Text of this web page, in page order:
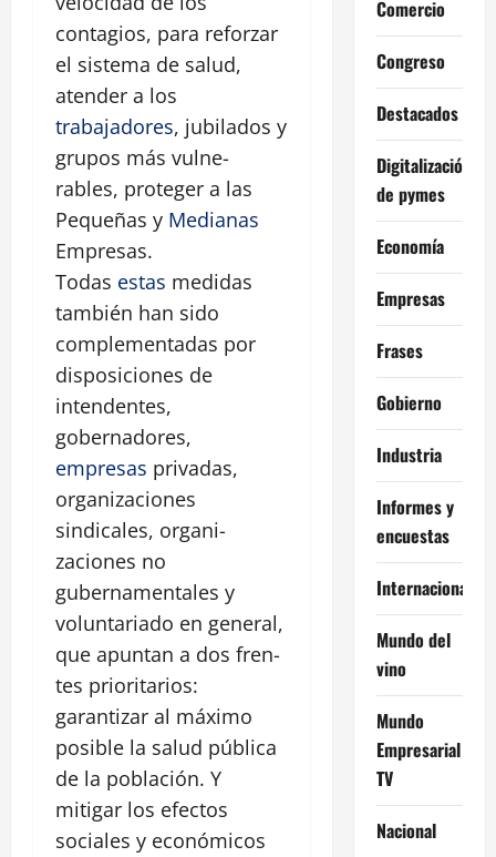
contagios, para reforzar
el sistema de salud,
atender a los
trabajadores, jubilados y
grupos más vulne-
rables, proteger a las
Pequeñas y Medianas
Empresas.
Todas estas medidas
también han sido
complementadas por
disposiciones de
intendentes,
gobernadores,
empresas privadas,
organizaciones
sindicales, organi-
zaciones no
gubernamentales y
voluntariado en general,
que apuntan a dos fren-
tes prioritarios:
garantizar al máximo
posible la salud pública
de la población. Y
mitigar los efectos
sociales y económicos
Comercio
Congreso
Destacados
Digitalización
de pymes
Economía
Empresas
Frases
Gobierno
Industria
Informes y
encuestas
Internacional
Mundo del
vino
Mundo
Empresarial
TV
Nacional